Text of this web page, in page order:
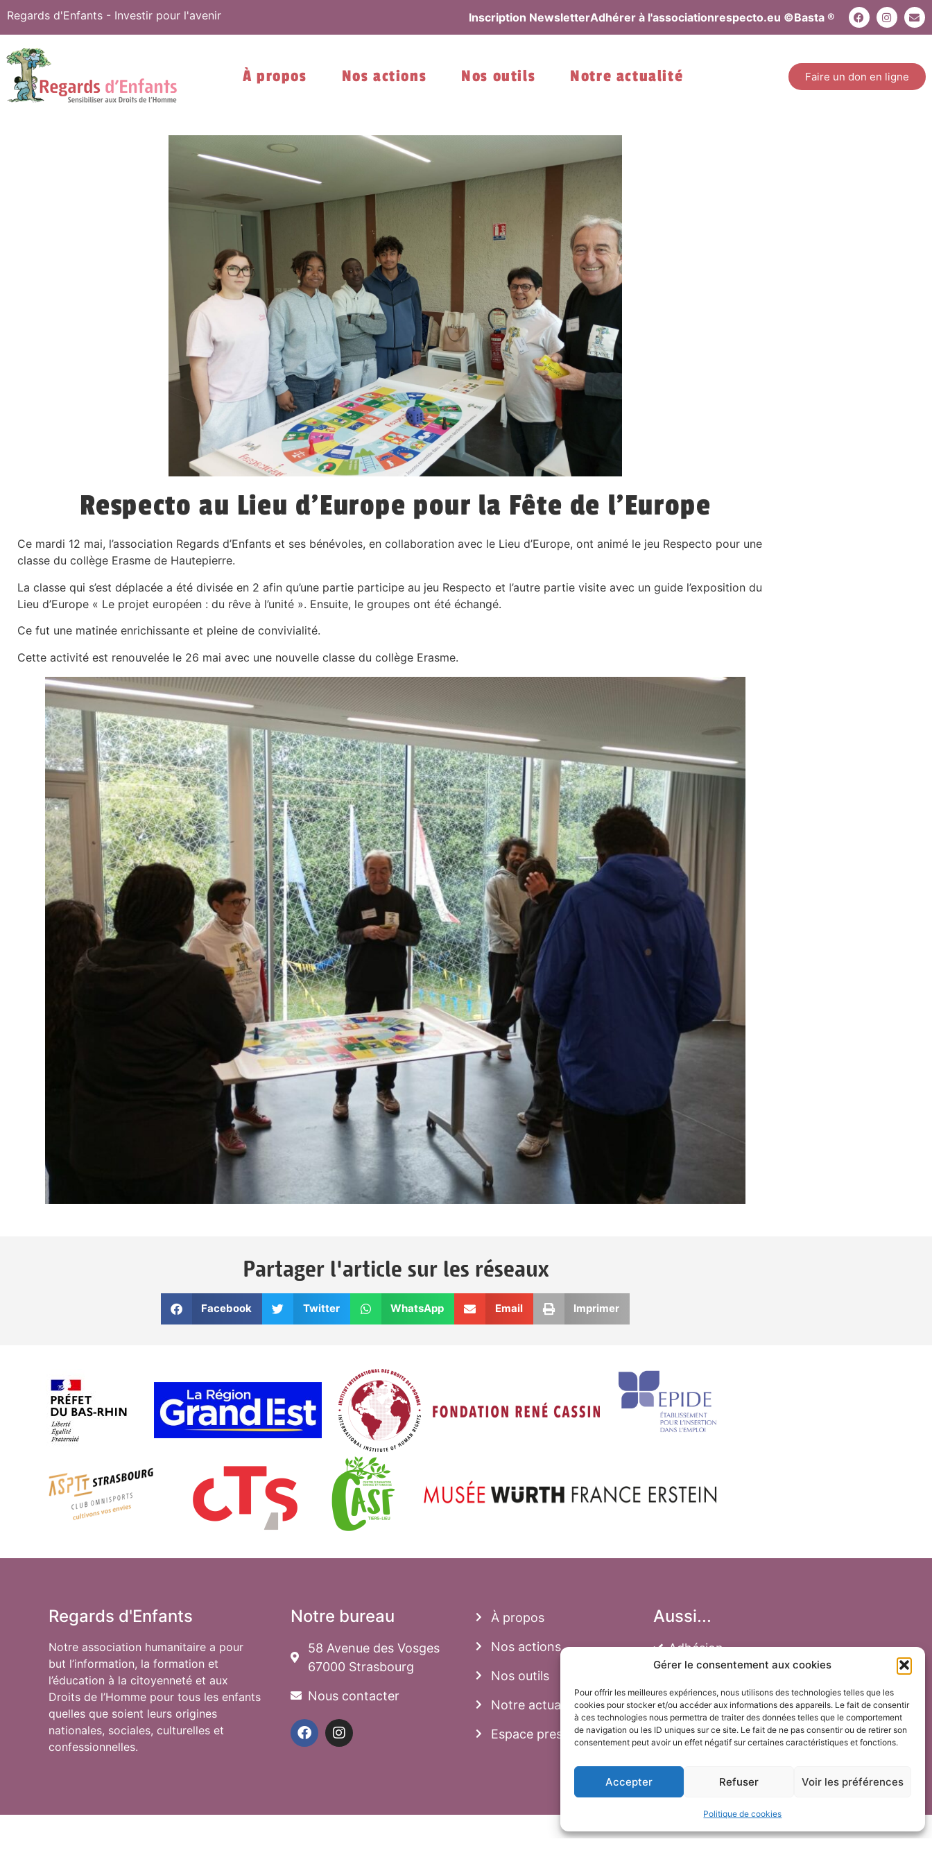
Gérer le consentement aux cookies
Pour offrir les meilleures expériences, nous utilisons des technologies telles que les
cookies pour stocker et/ou accéder aux informations des appareils. Le fait de consentir
à ces technologies nous permettra de traiter des données telles que le comportement
de navigation ou les ID uniques sur ce site. Le fait de ne pas consentir ou de retirer son
consentement peut avoir un effet négatif sur certaines caractéristiques et fonctions.
Accepter Refuser Voir les préférences
Politique de cookies
Regards d'Enfants - Investir pour l'avenir Inscription NewsletterAdhérer à l'associationrespecto.eu ©Basta ®
À propos Nos actions Nos outils Notre actualité Faire un don en ligne
Respecto au Lieu d’Europe pour la Fête de l’Europe
Ce mardi 12 mai, l’association Regards d’Enfants et ses bénévoles, en collaboration avec le Lieu d’Europe, ont animé le jeu Respecto pour une
classe du collège Erasme de Hautepierre.
La classe qui s’est déplacée a été divisée en 2 afin qu’une partie participe au jeu Respecto et l’autre partie visite avec un guide l’exposition du
Lieu d’Europe « Le projet européen : du rêve à l’unité ». Ensuite, le groupes ont été échangé.
Ce fut une matinée enrichissante et pleine de convivialité.
Cette activité est renouvelée le 26 mai avec une nouvelle classe du collège Erasme.
Partager l'article sur les réseaux
Facebook Twitter WhatsApp Email Imprimer
Regards d'Enfants
Notre association humanitaire a pour
but l’information, la formation et
l’éducation à la citoyenneté et aux
Droits de l’Homme pour tous les enfants
quelles que soient leurs origines
nationales, sociales, culturelles et
confessionnelles.
Notre bureau
58 Avenue des Vosges
67000 Strasbourg
Nous contacter
À propos
Nos actions
Nos outils
Notre actualité
Espace presse
Aussi...
Adhésion
Achats de jeux
Mentions légales